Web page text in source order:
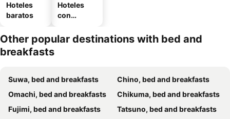
Hoteles
baratos
Hoteles
con
miento
Other popular destinations with bed and
breakfasts
Suwa, bed and breakfasts
Chino, bed and breakfasts
Omachi, bed and breakfasts
Chikuma, bed and breakfasts
Fujimi, bed and breakfasts
Tatsuno, bed and breakfasts